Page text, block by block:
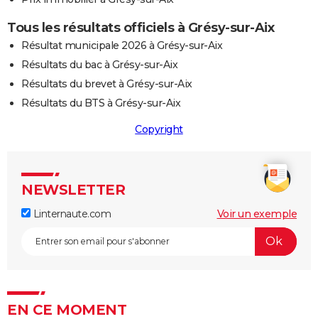
Tous les résultats officiels à Grésy-sur-Aix
Résultat municipale 2026 à Grésy-sur-Aix
Résultats du bac à Grésy-sur-Aix
Résultats du brevet à Grésy-sur-Aix
Résultats du BTS à Grésy-sur-Aix
Copyright
NEWSLETTER
Linternaute.com Voir un exemple
EN CE MOMENT